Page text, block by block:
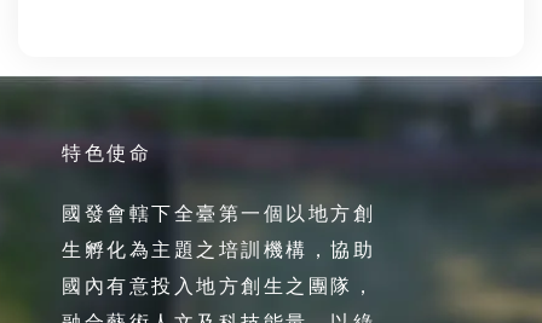
特色使命
國發會轄下全臺第一個以地方創
生孵化為主題之培訓機構，協助
國內有意投入地方創生之團隊，